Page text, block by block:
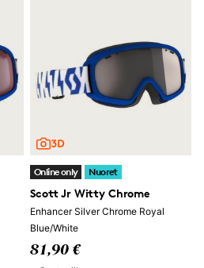
Online only Nuoret
Scott Jr Witty Chrome
Enhancer Silver Chrome Royal
Blue/White
81,90 €